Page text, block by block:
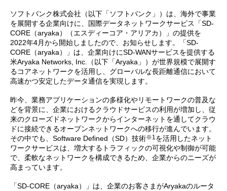
ソフトバンク株式会社（以下「ソフトバンク」）は、海外で事業
を展開する企業向けに、国際データネットワークサービス「SD-
CORE（aryaka）（エスディーコア・アリアカ）」の提供を
2022年4月から開始しましたので、お知らせします。「SD-
CORE（aryaka）」は、企業向けにSD-WANサービスを提供する
米Aryaka Networks, Inc.（以下「Aryaka」）が世界規模で展開す
るコアネットワークを活用し、グローバルな長距離通信において
高速かつ安定したデータ通信を実現します。
昨今、業務アプリケーションの多様化やリモートワークの普及な
どを背景に、企業におけるクラウドサービスの利用が増加し、従
来のクローズドネットワークからインターネットを通してクラウ
ドに接続できるオープンネットワークへの移行が進んでいます。
その中でも、Software Defined（SD）技術※1を活用したネット
ワークサービスは、増大するトラフィックの可視化や制御が可能
で、柔軟なネットワークを構成できるため、企業からのニーズが
高まっています。
「SD-CORE（aryaka）」は、企業のお客さまがAryakaのルータ